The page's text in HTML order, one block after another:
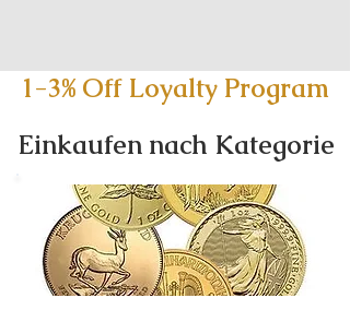
1-3% Off Loyalty Program
Einkaufen nach Kategorie